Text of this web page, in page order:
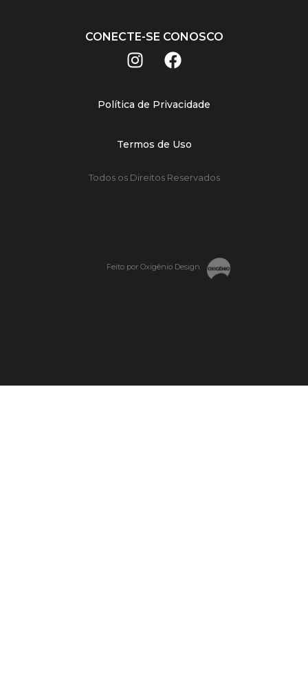
CONECTE-SE CONOSCO
Política de Privacidade
Termos de Uso
Todos os Direitos Reservados
Feito por Oxigênio Design